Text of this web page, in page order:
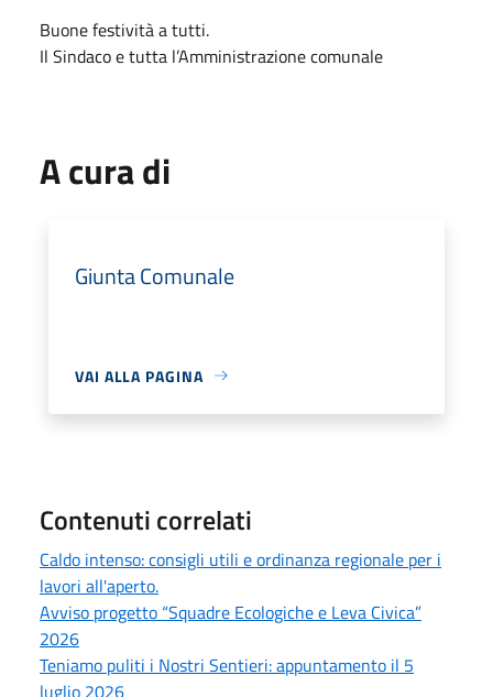
Buone festività a tutti.
Il Sindaco e tutta l’Amministrazione comunale
A cura di
Giunta Comunale
VAI ALLA PAGINA
Contenuti correlati
Caldo intenso: consigli utili e ordinanza regionale per i
lavori all'aperto.
Avviso progetto “Squadre Ecologiche e Leva Civica”
2026
Teniamo puliti i Nostri Sentieri: appuntamento il 5
luglio 2026